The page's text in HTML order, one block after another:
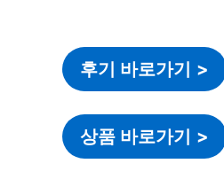
후기 바로가기 >
상품 바로가기 >